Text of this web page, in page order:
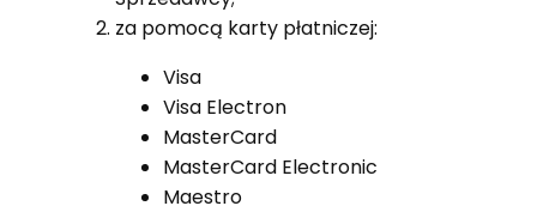
za pomocą karty płatniczej:
Visa
Visa Electron
MasterCard
MasterCard Electronic
Maestro